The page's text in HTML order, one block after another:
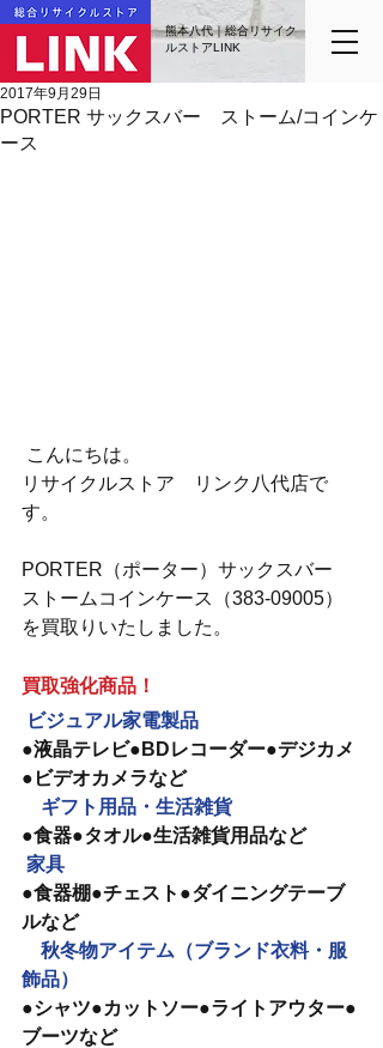
熊本八代｜総合リサイク
ルストアLINK
PORTER サックスバー ストーム/コインケ
ース
2017年9月29日
こんにちは。
リサイクルストア　リンク八代店で
す。
PORTER（ポーター）サックスバー
ストームコインケース（383-09005）
を買取りいたしました。
買取強化商品！
ビジュアル家電製品
●液晶テレビ●BDレコーダー●デジカメ
●ビデオカメラなど
ギフト用品・生活雑貨
●食器●タオル●生活雑貨用品など
家具
●食器棚●チェスト●ダイニングテーブ
ルなど
秋冬物アイテム（ブランド衣料・服
飾品）
●シャツ●カットソー●ライトアウター●
ブーツなど